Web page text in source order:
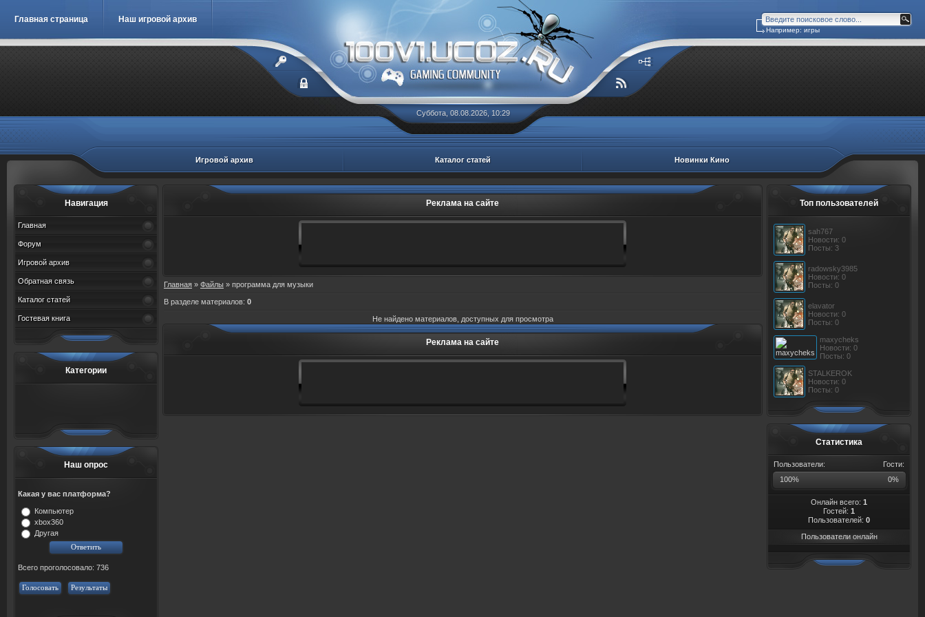
Главная страница Наш игровой архив
Например: игры
Суббота, 08.08.2026, 10:29
Игровой архив Каталог статей Новинки Кино
Навигация
Главная
Форум
Игровой архив
Обратная связь
Каталог статей
Гостевая книга
Категории
Наш опрос
Какая у вас платформа?
Компьютер
xbox360
Другая
Всего проголосовало: 736
Голосовать Результаты
Топ пользователей
sah767
Новости: 0
Посты: 3
radowsky3985
Новости: 0
Посты: 0
elavator
Новости: 0
Посты: 0
maxycheks
Новости: 0
Посты: 0
STALKEROK
Новости: 0
Посты: 0
Статистика
Гости:
Пользователи:
100%
0%
Онлайн всего: 1
Гостей: 1
Пользователей: 0
Пользователи онлайн
Реклама на сайте
Главная » Файлы » программа для музыки
В разделе материалов: 0
Не найдено материалов, доступных для просмотра
Реклама на сайте